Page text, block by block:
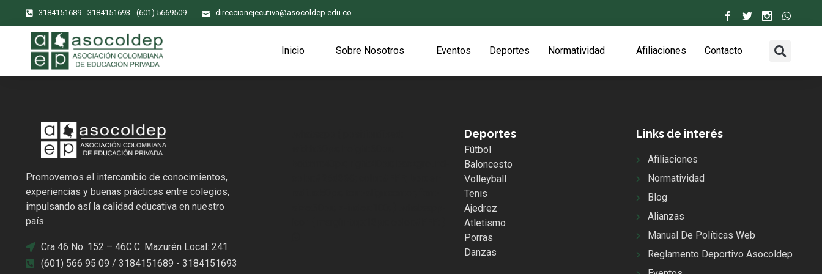
3184151689 - 3184151693 - (601) 5669509 direccionejecutiva@asocoldep.edu.co
Inicio Sobre Nosotros Eventos Deportes Normatividad Afiliaciones Contacto
Promovemos el intercambio de conocimientos,
experiencias y buenas prácticas entre colegios,
impulsando así la calidad educativa en nuestro
país.
Cra 46 No. 152 – 46C.C. Mazurén Local: 241
(601) 566 95 09 / 3184151689 - 3184151693
Deportes
Fútbol
Baloncesto
Volleyball
Tenis
Ajedrez
Atletismo
Porras
Danzas
Links de interés
Afiliaciones
Normatividad
Blog
Alianzas
Manual De Políticas Web
Reglamento Deportivo Asocoldep